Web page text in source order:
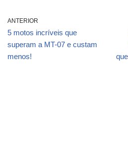
ANTERIOR
5 motos incríveis que
superam a MT-07 e custam
menos!